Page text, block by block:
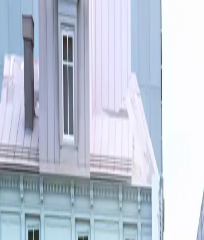
Zur Hauptnavigation springen
Lösungen Lösungen - Menü öffnen
Branchen & Anwender Branchen & Anwender - Menü öffnen
Inspiration & Innovation
Triflex Campus
Über Triflex Über Triflex - Menü öffnen
Service Service Suche Suche